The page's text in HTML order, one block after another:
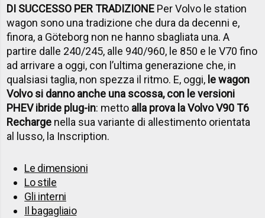
DI SUCCESSO PER TRADIZIONE Per Volvo le station
wagon sono una tradizione che dura da decenni e,
finora, a Göteborg non ne hanno sbagliata una. A
partire dalle 240/245, alle 940/960, le 850 e le V70 fino
ad arrivare a oggi, con l’ultima generazione che, in
qualsiasi taglia, non spezza il ritmo. E, oggi, le wagon
Volvo si danno anche una scossa, con le versioni
PHEV ibride plug-in: metto alla prova la Volvo V90 T6
Recharge nella sua variante di allestimento orientata
al lusso, la Inscription.
Le dimensioni
Lo stile
Gli interni
Il bagagliaio